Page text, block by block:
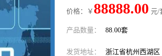
价格：￥ 88888.00 元/
产品数量： 88.00套
发货地址： 浙江省杭州西湖区